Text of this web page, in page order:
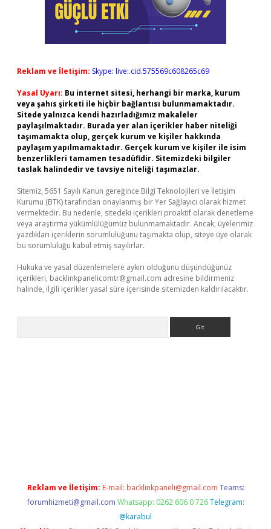
Reklam ve İletişim: Skype: live:.cid.575569c608265c69
Yasal Uyarı: Bu internet sitesi, herhangi bir marka, kurum
veya şahıs şirketi ile hiçbir bağlantısı bulunmamaktadır.
Sitede yalnızca kendi hazırladığımız makaleler
paylaşılmaktadır. Burada yer alan içerikler haber niteliği
taşımamakta olup, gerçek kurum ve kişiler hakkında
paylaşım yapılmamaktadır. Gerçek kurum ve kişiler ile isim
benzerlikleri tamamen tesadüfidir. Sitemizdeki bilgiler
taslak halindedir ve tavsiye niteliği taşımazlar.
Sitemiz, 5651 Sayılı Kanun gereğince Bilgi Teknolojileri ve İletişim
Kurumu (BTK) tarafından onaylanmış bir Yer Sağlayıcı olarak hizmet
vermektedir. Bu nedenle, sitedeki içerikleri proaktif olarak denetleme
veya araştırma yükümlülüğümüz bulunmamaktadır. Ancak, üyelerimiz
yazdıkları içeriklerin sorumluluğunu taşımakta olup, siteye üye olarak
bu sorumluluğu kabul etmiş sayılırlar.
Hukuka ve yasal düzenlemelere aykırı olduğunu düşündüğünüz
içerikleri, backlinkpanelicomtr@gmail.com adresine bildirmeniz
halinde, ilgili içerikler yasal süre içerisinde sitemizden kaldırılacaktır.
Reklam ve İletişim: E-mail: backlinkpaneli@gmail.com Teams:
forumhizmeti@gmail.com Whatsapp: 0262 606 0 726 Telegram:
@karabul